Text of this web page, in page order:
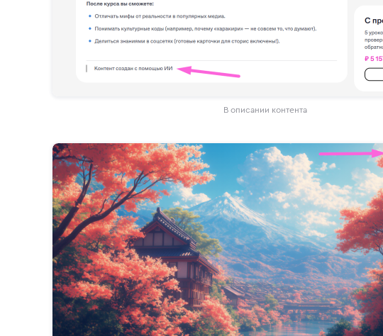
В описании контента